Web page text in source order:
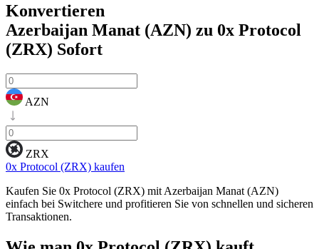
Konvertieren
Azerbaijan Manat (AZN) zu 0x Protocol
(ZRX) Sofort
AZN
ZRX
0x Protocol (ZRX) kaufen
Kaufen Sie 0x Protocol (ZRX) mit Azerbaijan Manat (AZN)
einfach bei Switchere und profitieren Sie von schnellen und sicheren
Transaktionen.